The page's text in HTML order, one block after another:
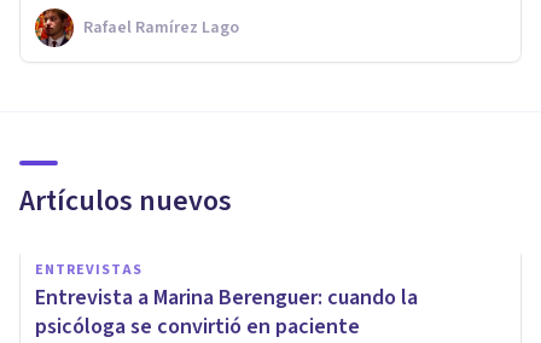
Rafael Ramírez Lago
Artículos nuevos
ENTREVISTAS
Entrevista a Marina Berenguer: cuando la
psicóloga se convirtió en paciente